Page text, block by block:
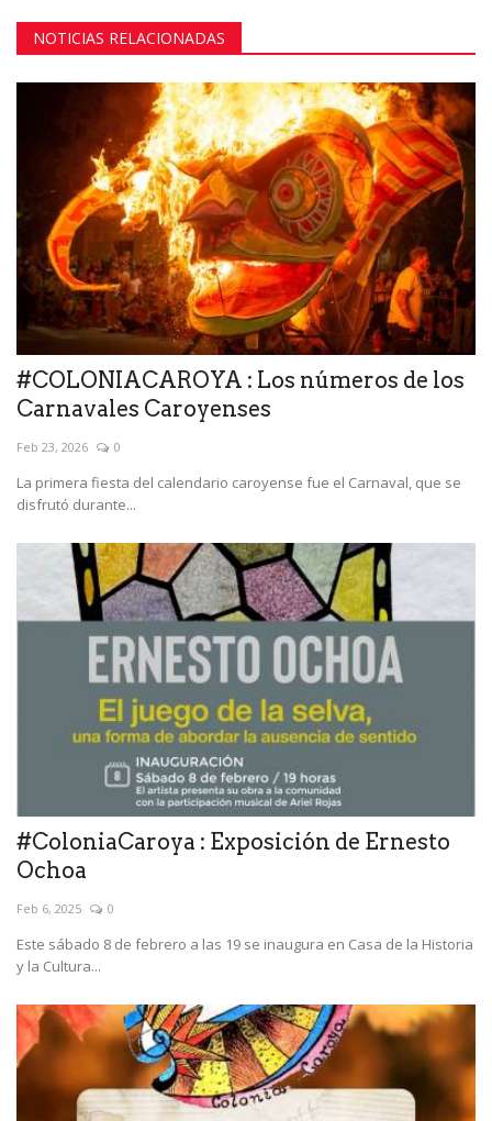
NOTICIAS RELACIONADAS
#COLONIACAROYA : Los números de los
Carnavales Caroyenses
Feb 23, 2026 0
La primera fiesta del calendario caroyense fue el Carnaval, que se
disfrutó durante...
#ColoniaCaroya : Exposición de Ernesto
Ochoa
Feb 6, 2025 0
Este sábado 8 de febrero a las 19 se inaugura en Casa de la Historia
y la Cultura...